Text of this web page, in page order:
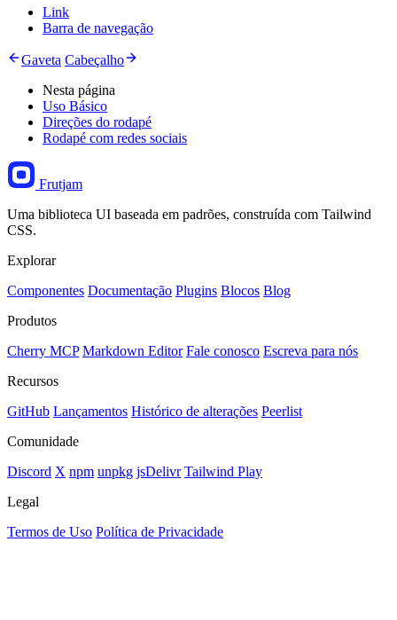
Link
Barra de navegação
Gaveta Cabeçalho
Nesta página
Uso Básico
Direções do rodapé
Rodapé com redes sociais
Frutjam
Uma biblioteca UI baseada em padrões, construída com Tailwind
CSS.
Explorar
Componentes Documentação Plugins Blocos Blog
Produtos
Cherry MCP Markdown Editor Fale conosco Escreva para nós
Recursos
GitHub Lançamentos Histórico de alterações Peerlist
Comunidade
Discord X npm unpkg jsDelivr Tailwind Play
Legal
Termos de Uso Política de Privacidade